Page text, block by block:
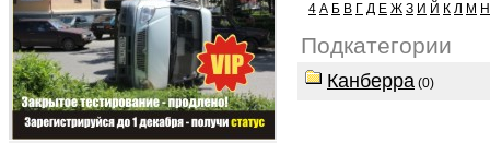
4 А Б В Г Д Е Ж З И Й К Л М Н
Подкатегории
Канберра (0)